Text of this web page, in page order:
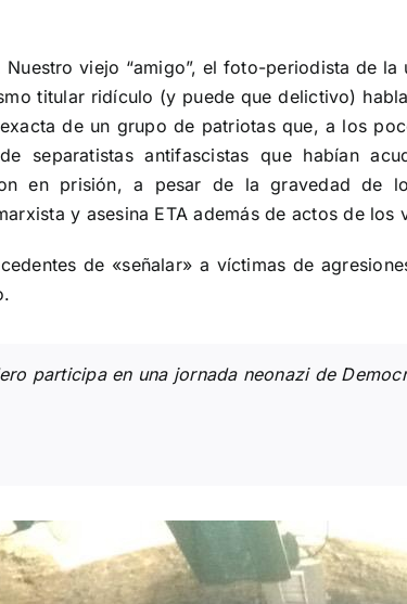
viejo “amigo”, el foto-periodista de
titular ridículo (y puede que delictivo)
de un grupo de patriotas que, a los
separatistas antifascistas que habían
en prisión, a pesar de la gravedad de
y asesina ETA además de actos de los
de «señalar» a víctimas de
participa en una jornada neonazi de